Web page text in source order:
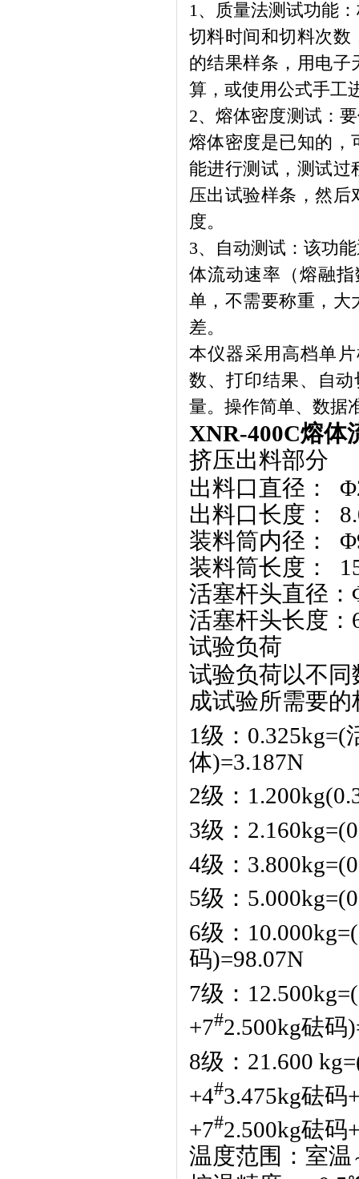
1、质量法测试功能
切料时间和切料次数
的结果样条，用电子
算，或使用公式手工
2、熔体密度测试：
熔体密度是已知的，
能进行测试，测试过
压出试验样条，然后
度。
3、自动测试：该功
体流动速率（熔融
单，不需要称重，大
差。
本仪器采用高档单
数、打印结果、自
量。操作简单、数据
XNR-400C熔体
挤压出料部分
出料口直径：
出料口长度：
装料筒内径：
装料筒长度：
活塞杆头直径：
活塞杆头长度：
试验负荷
试验负荷以不
成试验所需要
1级：0.325kg=(
体)=3.187N
2级：
3级：
4级：
5级：
6级：
码)=98.07N
7级：
+7#2.500kg砝码
8级：21.600
+4#3.475kg砝码
+7#2.500kg砝码
温度范围：室温